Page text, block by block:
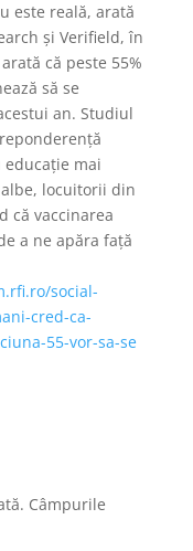
este reală, arată
și Verifield, în
că peste 55%
să se
an. Studiul
educație mai
locuitorii din
că vaccinarea
a ne apăra față
social-
cred-ca-
55-vor-sa-se
Câmpurile